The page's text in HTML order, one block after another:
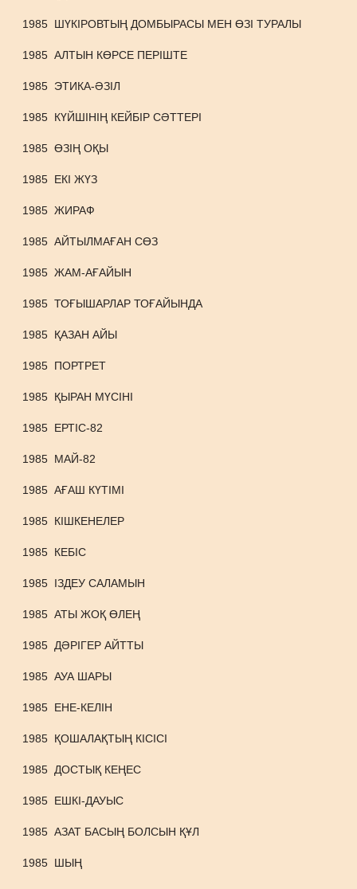
1985 ШҮКІРОВТЫҢ ДОМБЫРАСЫ МЕН ӨЗІ ТУРАЛЫ
1985 АЛТЫН КӨРСЕ ПЕРІШТЕ
1985 ЭТИКА-ӘЗІЛ
1985 КҮЙШІНІҢ КЕЙБІР СӘТТЕРІ
1985 ӨЗІҢ ОҚЫ
1985 ЕКІ ЖҮЗ
1985 ЖИРАФ
1985 АЙТЫЛМАҒАН СӨЗ
1985 ЖАМ-АҒАЙЫН
1985 ТОҒЫШАРЛАР ТОҒАЙЫНДА
1985 ҚАЗАН АЙЫ
1985 ПОРТРЕТ
1985 ҚЫРАН МҮСІНІ
1985 ЕРТІС-82
1985 МАЙ-82
1985 АҒАШ КҮТІМІ
1985 КІШКЕНЕЛЕР
1985 КЕБІС
1985 ІЗДЕУ САЛАМЫН
1985 АТЫ ЖОҚ ӨЛЕҢ
1985 ДӘРІГЕР АЙТТЫ
1985 АУА ШАРЫ
1985 ЕНЕ-КЕЛІН
1985 ҚОШАЛАҚТЫҢ КІСІСІ
1985 ДОСТЫҚ КЕҢЕС
1985 ЕШКІ-ДАУЫС
1985 АЗАТ БАСЫҢ БОЛСЫН ҚҰЛ
1985 ШЫҢ